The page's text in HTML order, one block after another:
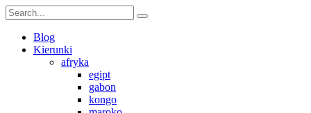
Blog
Kierunki
afryka
egipt
gabon
kongo